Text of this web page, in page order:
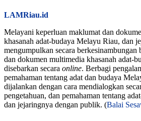
LAMRiau.id
Melayani keperluan maklumat dan
khasanah adat-budaya Melayu Riau, dan
mengumpulkan secara berkesinambungan
dan dokumen multimedia khasanah adat-
disebarkan secara online. Berbagi
pemahaman tentang adat dan budaya
dijalankan dengan cara mendialogkan
pengetahuan, dan pemahaman tentang
dan jejaringnya dengan publik. (Balai